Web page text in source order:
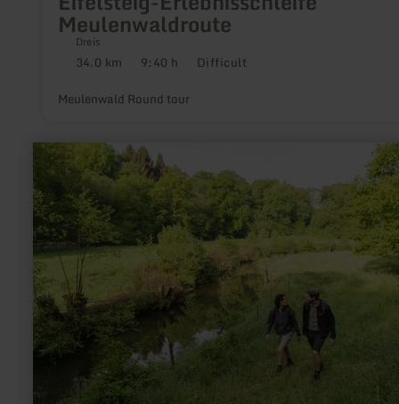
Meulenwaldroute
Dreis
Distance:
34.0 km Duration:
9:40 h Difficulty:
Difficult
Meulenwald Round tour
learn
more
about:
Eifelsteig-
Erlebnisschleife
Mühlenroute